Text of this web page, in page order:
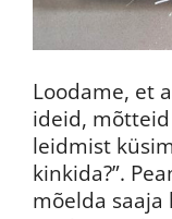
Loodame, et
ideid,
leidmist
kinkida?”.
mõelda saaja